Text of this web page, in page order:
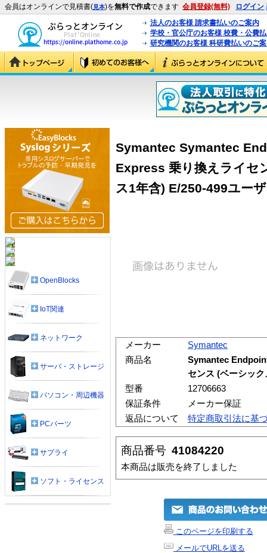
会員はオンラインで見積書(見本)を無料で作成できます 会員登録(無料) ログイン
法人のお客様 請求書払いのご案内
学校・官公庁のお客様 校費・公費
研究機関のお客様 科研費払いのご
Symantec Symantec
Express 乗り換えライセ
ス1年含) E/250-499ユー
メーカー
Symantec
商品名
Symantec
センス (ベーシッ
型番
12706663
保証条件
メーカー保証
返品について
特定商取引法に基
商品番号 41084220
本商品は販売を終了しました
このページを印刷する
メールでURLを送る
OpenBlocks
IoT関連
ネットワーク
サーバ・ストレージ
パソコン・周辺機器
PCパーツ
サプライ
ソフト・ライセンス